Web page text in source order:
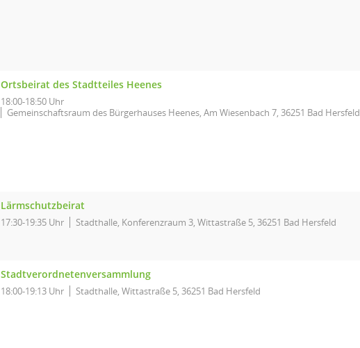
Ortsbeirat des Stadtteiles Heenes
18:00-18:50 Uhr
Gemeinschaftsraum des Bürgerhauses Heenes, Am Wiesenbach 7, 36251 Bad Hersfeld
Lärmschutzbeirat
17:30-19:35 Uhr Stadthalle, Konferenzraum 3, Wittastraße 5, 36251 Bad Hersfeld
Stadtverordnetenversammlung
18:00-19:13 Uhr Stadthalle, Wittastraße 5, 36251 Bad Hersfeld